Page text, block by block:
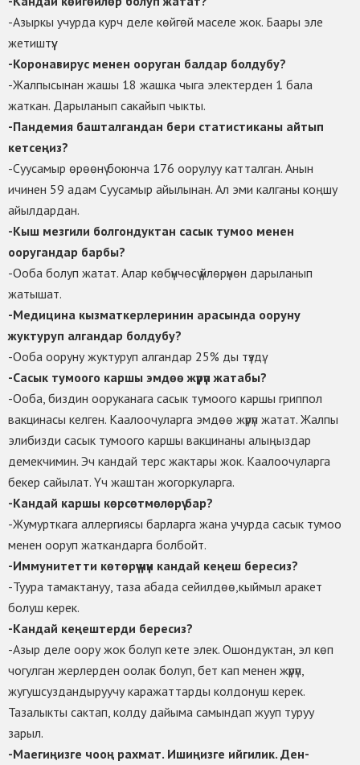
-Азыркы учурда курч деле көйгөй маселе жок. Баары эле
жетиштүү.
-Коронавирус менен ооруган балдар болдубу?
-Жалпысынан жашы 18 жашка чыга электерден 1 бала
жаткан. Дарыланып сакайып чыкты.
-Пандемия башталгандан бери статистиканы айтып
кетсеңиз?
-Суусамыр өрөөнү боюнча 176 оорулуу катталган. Анын
ичинен 59 адам Суусамыр айылынан. Ал эми калганы коңшу
айылдардан.
-Кыш мезгили болгондуктан сасык тумоо менен
ооругандар барбы?
-Ооба болуп жатат. Алар көбүнчөсү үйлөрүнөн дарыланып
жатышат.
-Медицина кызматкерлеринин арасында ооруну
жуктуруп алгандар болдубу?
-Ооба ооруну жуктуруп алгандар 25% ды түздү.
-Сасык тумоого каршы эмдөө жүрүп жатабы?
-Ооба, биздин ооруканага сасык тумоого каршы гриппол
вакцинасы келген. Каалоочуларга эмдөө жүрүп жатат. Жалпы
элибизди сасык тумоого каршы вакцинаны алыңыздар
демекчимин. Эч кандай терс жактары жок. Каалоочуларга
бекер сайылат. Үч жаштан жогоркуларга.
-Кандай каршы көрсөтмөлөрү бар?
-Жумурткага аллергиясы барларга жана учурда сасык тумоо
менен ооруп жаткандарга болбойт.
-Иммунитетти көтөрүү үчүн кандай кеңеш бересиз?
-Туура тамактануу, таза абада сейилдөө,кыймыл аракет
болуш керек.
-Кандай кеңештерди бересиз?
-Азыр деле оору жок болуп кете элек. Ошондуктан, эл көп
чогулган жерлерден оолак болуп, бет кап менен жүрүп,
жугушсуздандыруучу каражаттарды колдонуш керек.
Тазалыкты сактап, колду дайыма самындап жууп туруу
зарыл.
-Маегиңизге чооң рахмат. Ишиңизге ийгилик. Ден-